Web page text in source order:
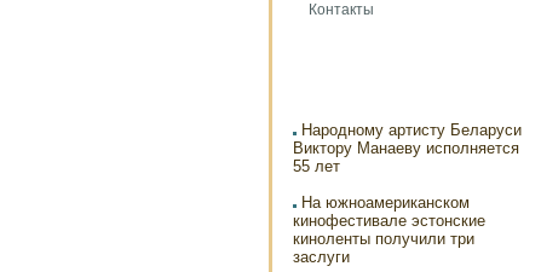
Контакты
Народному артисту Беларуси
Виктору Манаеву исполняется
55 лет
На южноамериканском
кинофестивале эстонские
киноленты получили три
заслуги